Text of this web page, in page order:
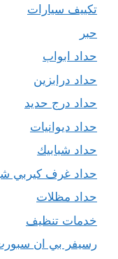
تكييف سيارات
حبر
حداد ابواب
حداد درابزين
حداد درج حديد
حداد ديوانيات
حداد شبابيك
حداد غرف كيربي
حداد مظلات
خدمات تنظيف
رسيفر بي ان